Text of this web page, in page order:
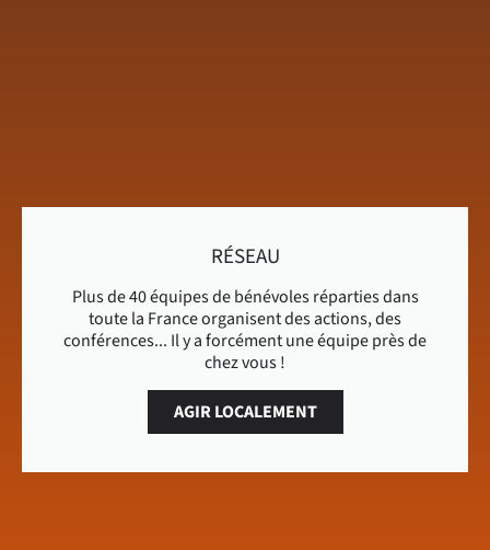
RÉSEAU
Plus de 40 équipes de bénévoles réparties dans
toute la France organisent des actions, des
conférences... Il y a forcément une équipe près de
chez vous !
AGIR LOCALEMENT